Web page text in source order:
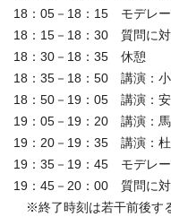
18：05－18：15 モデレー
18：15－18：30 質問に
18：30－18：35 休憩
18：35－18：50 講演：小
18：50－19：05 講演：安
19：05－19：20 講演：馬
19：20－19：35 講演：杜
19：35－19：45 モデレー
19：45－20：00 質問に
※終了時刻は若干前後す